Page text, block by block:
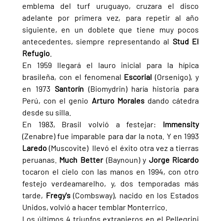
emblema del turf uruguayo, cruzara el disco
adelante por primera vez, para repetir al año
siguiente, en un doblete que tiene muy pocos
antecedentes, siempre representando al Stud El
Refugio.
En 1959 llegará el lauro inicial para la hípica
brasileña, con el fenomenal Escorial (Orsenigo), y
en 1973 Santorín (Biomydrin) haría historia para
Perú, con el genio Arturo Morales dando cátedra
desde su silla.
En 1983, Brasil volvió a festejar:
Immensity
Laredo (Muscovite)  llevó el éxito otra vez a tierras
peruanas. Much Better (Baynoun) y
tocaron el cielo con las manos en 1994, con otro
festejo verdeamarelho, y, dos temporadas más
tarde, Fregy's (Combsway), nacido en los Estados
Unidos, volvió a hacer temblar Monterrico.
Los últimos 4 triunfos extranjeros en el Pellegrini